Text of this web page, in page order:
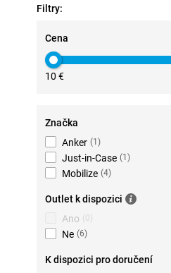
Filtry:
Cena
10 €
Značka
Anker (1 )
Just-in-Case (1 )
Mobilize (4)
Outlet k dispozici
Ano ( 0)
Ne (6)
K dispozici pro doručení